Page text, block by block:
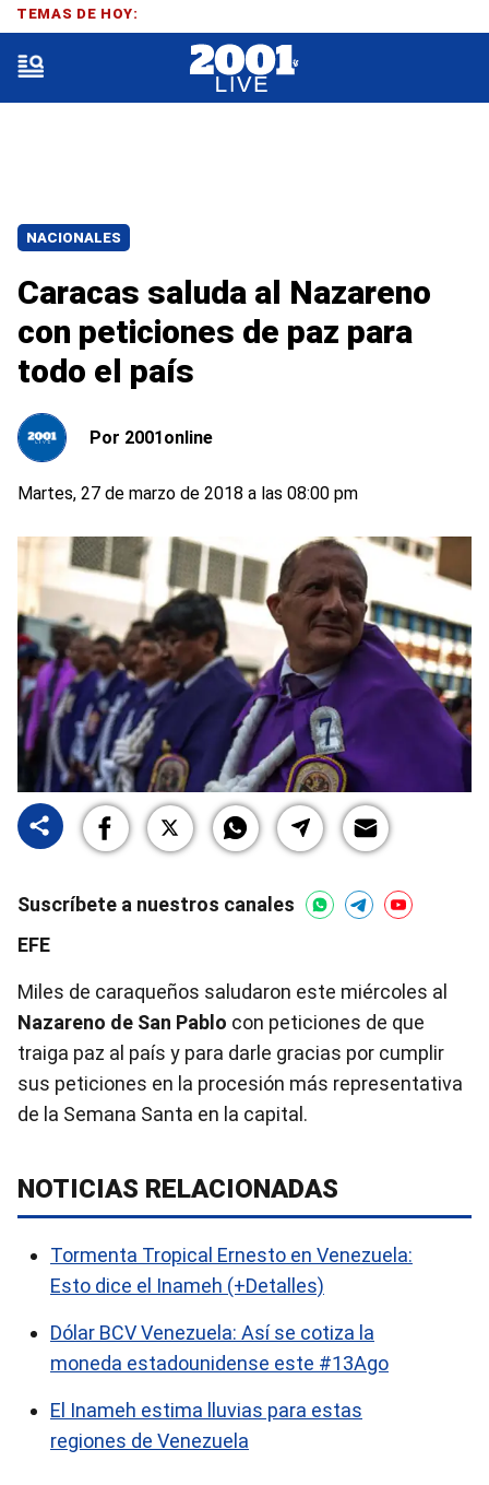
NACIONALES
Caracas saluda al Nazareno
con peticiones de paz para
todo el país
Por 2001online
Martes, 27 de marzo de 2018 a las 08:00 pm
Suscríbete a nuestros canales
EFE
Miles de caraqueños saludaron este miércoles al
Nazareno de San Pablo con peticiones de que
traiga paz al país y para darle gracias por cumplir
sus peticiones en la procesión más representativa
de la Semana Santa en la capital.
NOTICIAS RELACIONADAS
Tormenta Tropical Ernesto en Venezuela:
Esto dice el Inameh (+Detalles)
Dólar BCV Venezuela: Así se cotiza la
moneda estadounidense este #13Ago
El Inameh estima lluvias para estas
regiones de Venezuela
TEMAS DE HOY: